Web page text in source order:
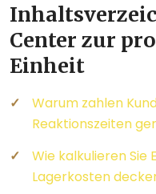
Center zur
Einheit
Warum zahlen
Reaktionszeiten
Wie kalkulieren Sie
Lagerkosten